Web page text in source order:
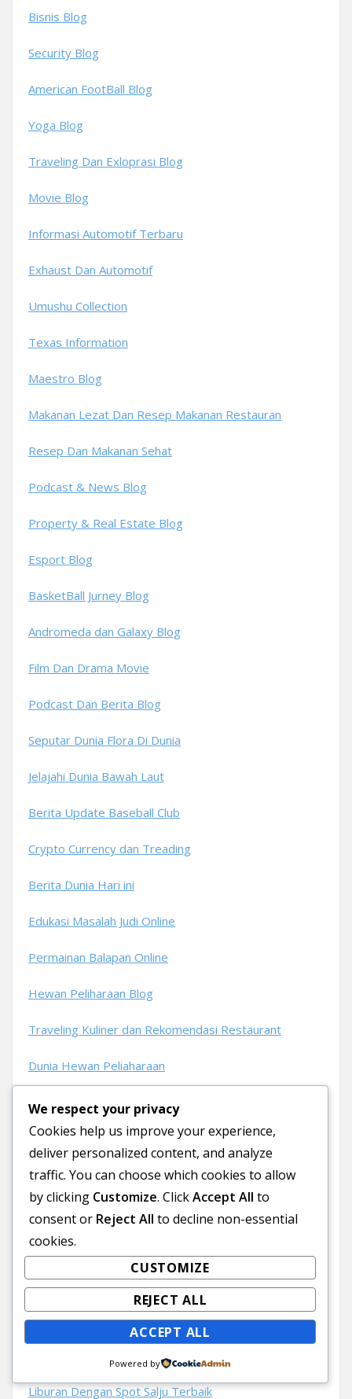
Bisnis Blog
Security Blog
American FootBall Blog
Yoga Blog
Traveling Dan Exloprasi Blog
Movie Blog
Informasi Automotif Terbaru
Exhaust Dan Automotif
Umushu Collection
Texas Information
Maestro Blog
Makanan Lezat Dan Resep Makanan Restauran
Resep Dan Makanan Sehat
Podcast & News Blog
Property & Real Estate Blog
Esport Blog
BasketBall Jurney Blog
Andromeda dan Galaxy Blog
Film Dan Drama Movie
Podcast Dan Berita Blog
Seputar Dunia Flora Di Dunia
Jelajahi Dunia Bawah Laut
Berita Update Baseball Club
Crypto Currency dan Treading
Berita Dunia Hari ini
Edukasi Masalah Judi Online
Permainan Balapan Online
Hewan Peliharaan Blog
Traveling Kuliner dan Rekomendasi Restaurant
Dunia Hewan Peliaharaan
Vila Dan Spa Di Bali
Dan Alat Music
Info Dokter Dan Kesehatan Blog
Praktek Kesehatan
Hardware Dan SoftWare Komputer
Racing Game & Virtual Game
Arcade Game Dan Virtual Racing
Liburan Dengan Spot Salju Terbaik
We respect your privacy
Cookies help us improve your experience,
deliver personalized content, and analyze
traffic. You can choose which cookies to allow
by clicking Customize. ClickAccept All to
consent or Reject All to decline non-essential
cookies.
CUSTOMIZE
REJECT ALL
ACCEPT ALL
Powered by